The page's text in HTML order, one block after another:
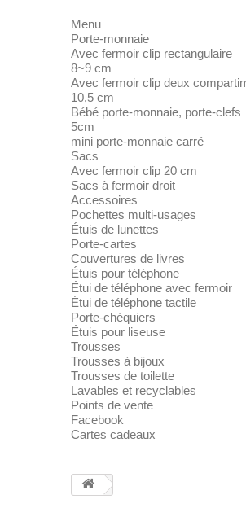
Menu
Porte-monnaie
Avec fermoir clip rectangulaire
8~9 cm
Avec fermoir clip deux
10,5 cm
Bébé porte-monnaie, porte-clefs
5cm
mini porte-monnaie carré
Sacs
Avec fermoir clip 20 cm
Sacs à fermoir droit
Accessoires
Pochettes multi-usages
Étuis de lunettes
Porte-cartes
Couvertures de livres
Étuis pour téléphone
Étui de téléphone avec fermoir
Étui de téléphone tactile
Porte-chéquiers
Étuis pour liseuse
Trousses
Trousses à bijoux
Trousses de toilette
Lavables et recyclables
Points de vente
Facebook
Cartes cadeaux